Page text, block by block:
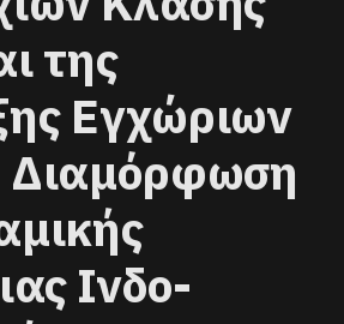
της
Εγχώριων
Διαμόρφωση
Ινδο-